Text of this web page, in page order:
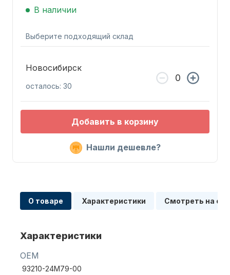
Запчасти для ПЛМ
Масла для лодочных моторов
В наличии
Выберите подходящий склад
Новосибирск
осталось: 30
Добавить в корзину
Нашли дешевле?
О товаре Характеристики Смотреть на
Характеристики
OEM
93210-24M79-00